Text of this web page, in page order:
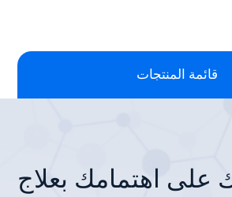
قائمة المنتجات
على اهتمامك بعلاج